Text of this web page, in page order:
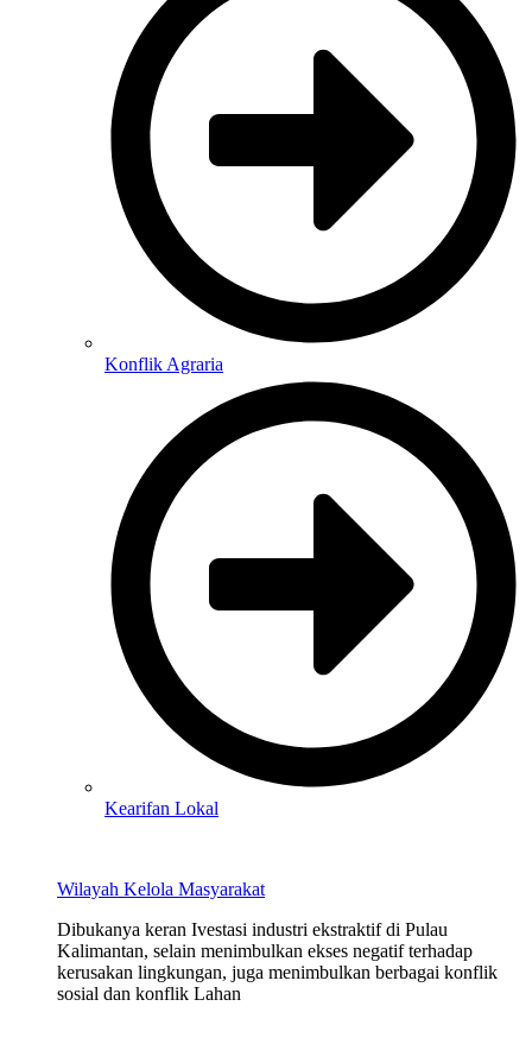
Konflik Agraria
Kearifan Lokal
Wilayah Kelola Masyarakat
Dibukanya keran Ivestasi industri ekstraktif di Pulau
Kalimantan, selain menimbulkan ekses negatif terhadap
kerusakan lingkungan, juga menimbulkan berbagai konflik
sosial dan konflik Lahan